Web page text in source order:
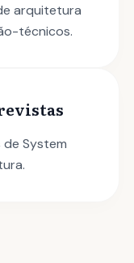
arquitetura
técnicos.
System